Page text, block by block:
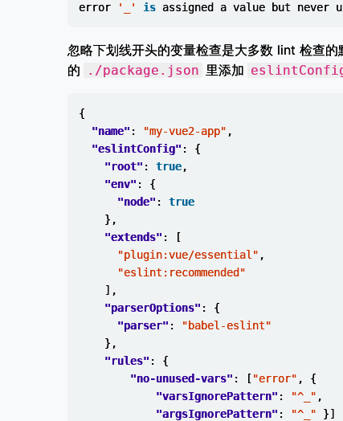
error '_' is assigned a value but never
忽略下划线开头的变量检查是大多数 lint 检查
的
./package.json 里添加
{
"name" : "my-vue2-app" ,
"eslintConfig" :
{
"root" : true,
"env" :
{
"node" :
true
},
"extends" :
[
"plugin:vue/essential" ,
"eslint:recommended"
],
"parserOptions" :
{
"parser" :
"babel-eslint"
},
"rules" :
{
"no-unused-vars" : ["error" ,
{
"varsIgnorePattern" : "^_" ,
"argsIgnorePattern" : "^_"
}]